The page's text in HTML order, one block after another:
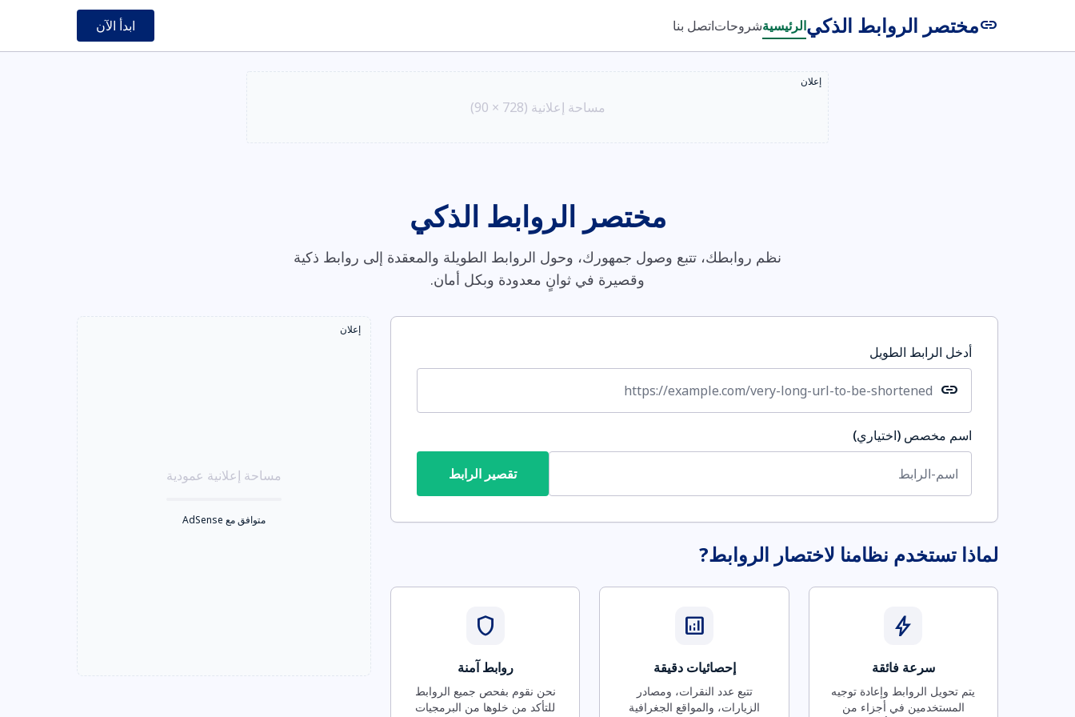
linkمختصر الروابط الذكيالرئيسيةشروحاتاتصل بنا ابدأ الآن
إعلان
مساحة إعلانية (728 × 90)
مختصر الروابط الذكي
نظم روابطك، تتبع وصول جمهورك، وحول الروابط الطويلة والمعقدة إلى روابط ذكية
وقصيرة في ثوانٍ معدودة وبكل أمان.
أدخل الرابط الطويل
link
اسم مخصص (اختياري)
تقصير الرابط
لماذا تستخدم نظامنا لاختصار الروابط?
bolt
سرعة فائقة
يتم تحويل الروابط وإعادة توجيه
المستخدمين في أجزاء من
analytics
إحصائيات دقيقة
تتبع عدد النقرات، ومصادر
الزيارات، والمواقع الجغرافية
shield
روابط آمنة
نحن نقوم بفحص جميع الروابط
للتأكد من خلوها من البرمجيات
إعلان
مساحة إعلانية عمودية
متوافق مع AdSense